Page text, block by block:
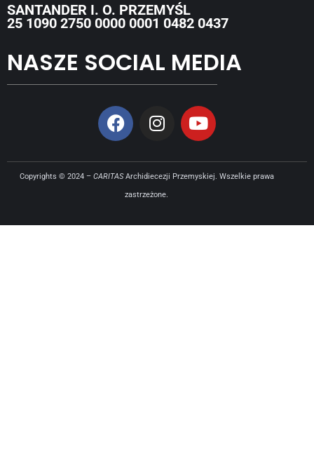
SANTANDER I. O. PRZEMYŚL
25 1090 2750 0000 0001 0482 0437
NASZE SOCIAL MEDIA
Copyrights © 2024 – CARITASArchidiecezji Przemyskiej. Wszelkie prawa
zastrzeżone.